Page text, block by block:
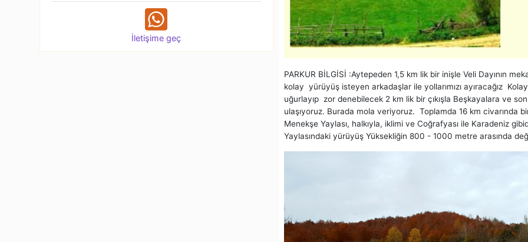
İletişime geç
PARKUR BİLGİSİ :Aytepeden 1,5 km lik bir inişle Veli Dayının
kolay yürüyüş isteyen arkadaşlar ile yollarımızı ayıracağız
uğurlayıp zor denebilecek 2 km lik bir çıkışla Beşkayalara ve
ulaşıyoruz. Burada mola veriyoruz. Toplamda 16 km civarında
Menekşe Yaylası, halkıyla, iklimi ve Coğrafyası ile Karadeniz
Yaylasındaki yürüyüş Yüksekliğin 800 - 1000 metre arasında